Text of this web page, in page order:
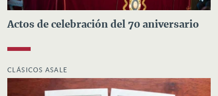
Actos de celebración del 70 aniversario
CLÁSICOS ASALE